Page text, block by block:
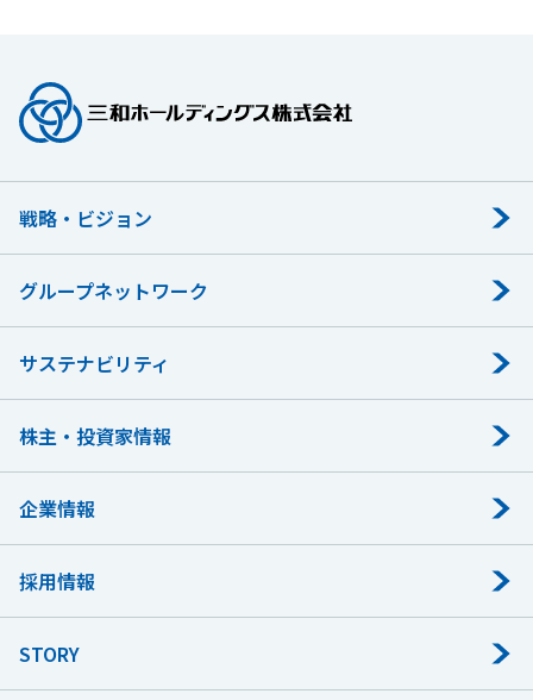
戦略・ビジョン
グループネットワーク
サステナビリティ
株主・投資家情報
企業情報
採用情報
STORY